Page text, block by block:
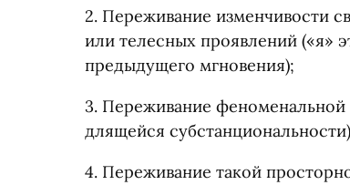
2. Переживание изменчивости
или телесных проявлений («я»
предыдущего мгновения);
3. Переживание феноменальной
длящейся
4. Переживание такой